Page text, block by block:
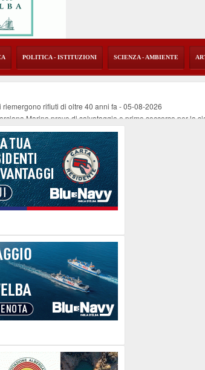
POLITICA - ISTITUZIONI SCIENZA - AMBIENTE
rifiuti di oltre 40 anni fa -05-08-2026
Marina prove di salvataggio e primo soccorso per la
impossibile di Moira Lena Tassi approda al Museo
passeggiate alla scoperta di chiese, santi, antichi vigneti e
decorato dell’Elba e la straordinaria traversata con la nave